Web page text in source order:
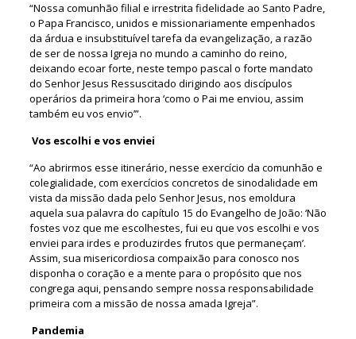
“Nossa comunhão filial e irrestrita fidelidade ao Santo Padre,
o Papa Francisco, unidos e missionariamente empenhados
da árdua e insubstituível tarefa da evangelização, a razão
de ser de nossa Igreja no mundo a caminho do reino,
deixando ecoar forte, neste tempo pascal o forte mandato
do Senhor Jesus Ressuscitado dirigindo aos discípulos
operários da primeira hora ‘como o Pai me enviou, assim
também eu vos envio’”.
Vos escolhi e vos enviei
“Ao abrirmos esse itinerário, nesse exercício da comunhão e
colegialidade, com exercícios concretos de sinodalidade em
vista da missão dada pelo Senhor Jesus, nos emoldura
aquela sua palavra do capítulo 15 do Evangelho de João: ‘Não
fostes voz que me escolhestes, fui eu que vos escolhi e vos
enviei para irdes e produzirdes frutos que permaneçam’.
Assim, sua misericordiosa compaixão para conosco nos
disponha o coração e a mente para o propósito que nos
congrega aqui, pensando sempre nossa responsabilidade
primeira com a missão de nossa amada Igreja”.
Pandemia